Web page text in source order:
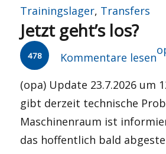
Trainingslager, Transfers
Jetzt geht’s los?
478 Kommentare lesen
(opa) Update 23.7.2026 um
gibt derzeit technische
Maschinenraum ist
das hoffentlich bald